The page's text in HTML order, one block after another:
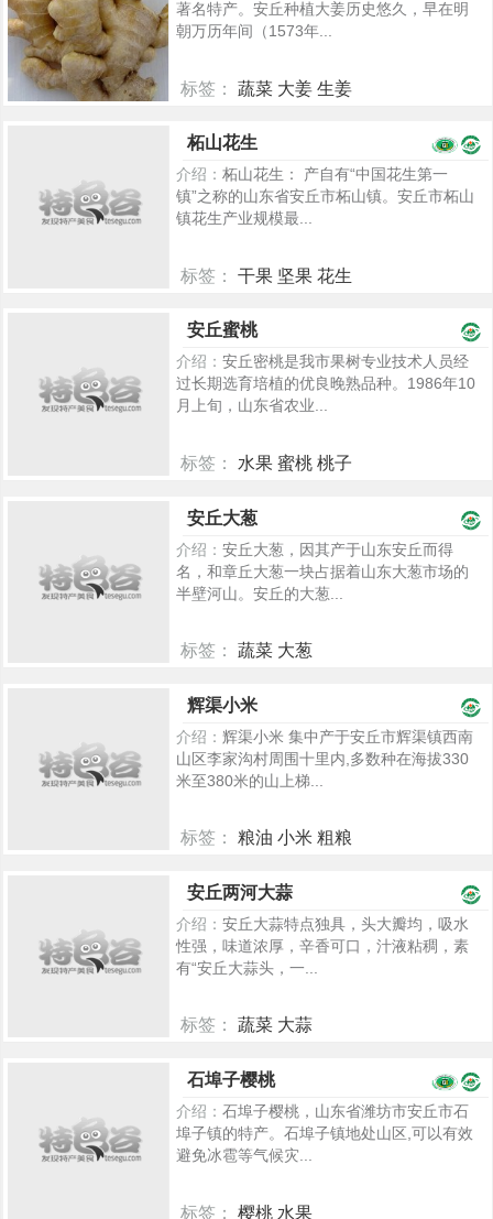
著名特产。安丘种植大姜历史悠久，早在明
朝万历年间（1573年...
标签： 蔬菜 大姜 生姜
柘山花生
介绍： 柘山花生： 产自有“中国花生第一
镇”之称的山东省安丘市柘山镇。安丘市柘山
镇花生产业规模最...
标签： 干果 坚果 花生
安丘蜜桃
介绍： 安丘密桃是我市果树专业技术人员经
过长期选育培植的优良晚熟品种。1986年10
月上旬，山东省农业...
标签： 水果 蜜桃 桃子
安丘大葱
介绍： 安丘大葱，因其产于山东安丘而得
名，和章丘大葱一块占据着山东大葱市场的
半壁河山。安丘的大葱...
标签： 蔬菜 大葱
辉渠小米
介绍： 辉渠小米 集中产于安丘市辉渠镇西南
山区李家沟村周围十里内,多数种在海拔330
米至380米的山上梯...
标签： 粮油 小米 粗粮
安丘两河大蒜
介绍： 安丘大蒜特点独具，头大瓣均，吸水
性强，味道浓厚，辛香可口，汁液粘稠，素
有“安丘大蒜头，一...
标签： 蔬菜 大蒜
石埠子樱桃
介绍： 石埠子樱桃，山东省潍坊市安丘市石
埠子镇的特产。石埠子镇地处山区,可以有效
避免冰雹等气候灾...
标签： 樱桃 水果